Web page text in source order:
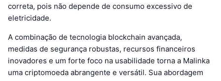
correta, pois não depende de consumo excessivo de
eletricidade.
A combinação de tecnologia blockchain avançada,
medidas de segurança robustas, recursos financeiros
inovadores e um forte foco na usabilidade torna a Malinka
uma criptomoeda abrangente e versátil. Sua abordagem